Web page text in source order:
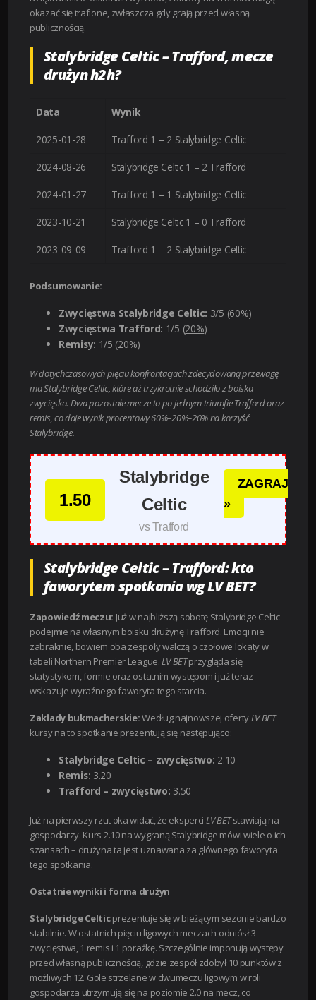
okazać się trafione, zwłaszcza gdy grają przed własną
publicznością.
Stalybridge Celtic – Trafford, mecze
drużyn h2h?
Data Wynik
2025-01-28 Trafford 1 – 2 Stalybridge Celtic
2024-08-26 Stalybridge Celtic 1 – 2 Trafford
2024-01-27 Trafford 1 – 1 Stalybridge Celtic
2023-10-21 Stalybridge Celtic 1 – 0 Trafford
2023-09-09 Trafford 1 – 2 Stalybridge Celtic
Podsumowanie:
Zwycięstwa Stalybridge Celtic: 3/5 (60%)
Zwycięstwa Trafford: 1/5 (20%)
Remisy: 1/5 (20%)
W dotychczasowych pięciu konfrontacjach zdecydowaną przewagę
ma Stalybridge Celtic, które aż trzykrotnie schodziło z boiska
zwycięsko. Dwa pozostałe mecze to po jednym triumfie Trafford oraz
remis, co daje wynik procentowy 60%–20%–20% na korzyść
Stalybridge.
1.50
Stalybridge
Celtic
vs Trafford
ZAGRAJ
»
Stalybridge Celtic – Trafford: kto
faworytem spotkania wg LV BET?
Zapowiedź meczu: Już w najbliższą sobotę Stalybridge Celtic
podejmie na własnym boisku drużynę Trafford. Emocji nie
zabraknie, bowiem oba zespoły walczą o czołowe lokaty w
tabeli Northern Premier League.LV BETprzygląda się
statystykom, formie oraz ostatnim występom i już teraz
wskazuje wyraźnego faworyta tego starcia.
Zakłady bukmacherskie:Według najnowszej ofertyLV BET
kursy na to spotkanie prezentują się następująco:
Stalybridge Celtic – zwycięstwo: 2.10
Remis: 3.20
Trafford – zwycięstwo: 3.50
Już na pierwszy rzut oka widać, że eksperci LV BETstawiają na
gospodarzy. Kurs 2.10 na wygraną Stalybridge mówi wiele o ich
szansach – drużyna ta jest uznawana za głównego faworyta
tego spotkania.
Ostatnie wyniki i forma drużyn
Stalybridge Celticprezentuje się w bieżącym sezonie bardzo
stabilnie. W ostatnich pięciu ligowych meczach odniósł 3
zwycięstwa, 1 remis i 1 porażkę. Szczególnie imponują występy
przed własną publicznością, gdzie zespół zdobył 10 punktów z
możliwych 12. Gole strzelane w dwumeczu ligowym w roli
gospodarza utrzymują się na poziomie 2.0 na mecz, co